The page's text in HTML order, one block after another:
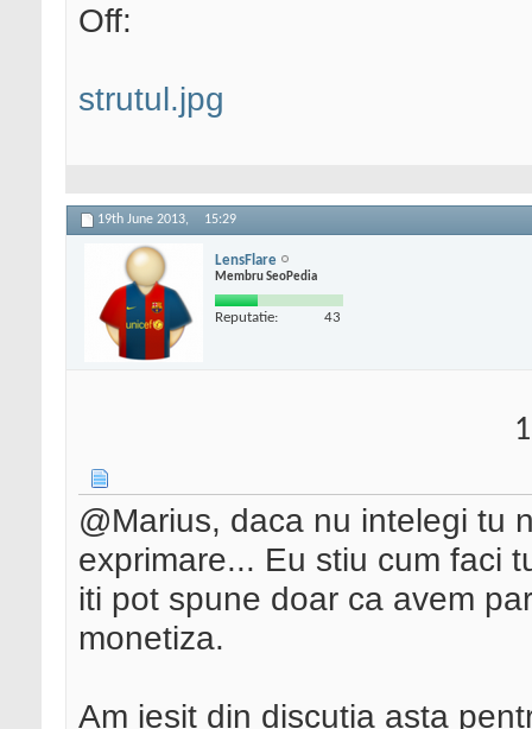
Off:
strutul.jpg
19th June 2013, 15:29
LensFlare
Membru SeoPedia
Reputatie: 43
@Marius, daca nu intelegi tu
exprimare... Eu stiu cum faci
iti pot spune doar ca avem
monetiza.
Am iesit din discutia asta